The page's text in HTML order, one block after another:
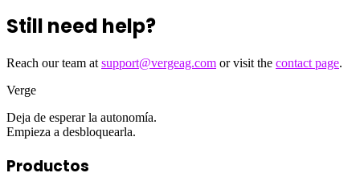
Still need help?
Reach our team at support@vergeag.com or visit the contact page.
Verge
Deja de esperar la autonomía.
Empieza a desbloquearla.
Productos